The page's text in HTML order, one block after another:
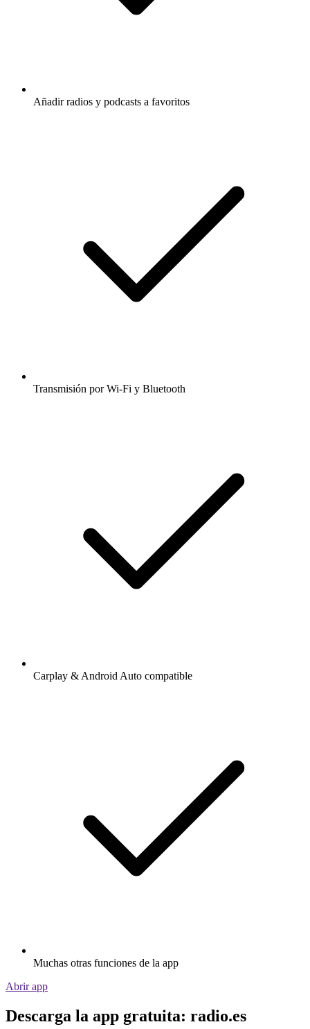
Añadir radios y podcasts a favoritos
Transmisión por Wi-Fi y Bluetooth
Carplay & Android Auto compatible
Muchas otras funciones de la app
Abrir app
Descarga la app gratuita: radio.es